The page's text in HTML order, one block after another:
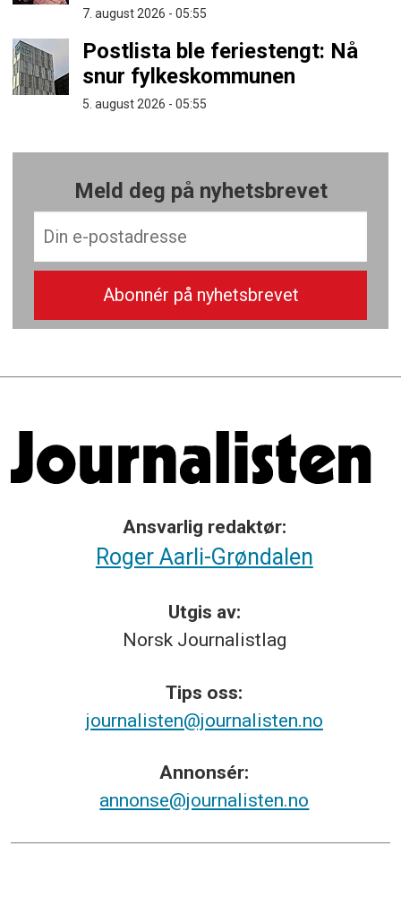
7. august 2026 - 05:55
Postlista ble feriestengt: Nå
snur fylkeskommunen
5. august 2026 - 05:55
Meld deg på nyhetsbrevet
Ansvarlig redaktør:
Roger Aarli-Grøndalen
Utgis av:
Norsk Journalistlag
Tips oss:
journalisten@journalisten.no
Annonsér:
annonse@journalisten.no